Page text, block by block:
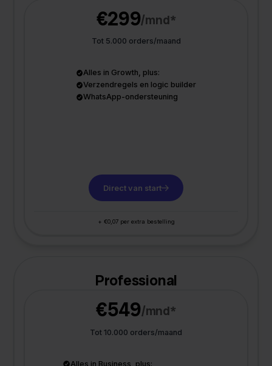
€299/mnd*
Tot 5.000 orders/maand
Alles in Growth, plus:
Verzendregels en logic builder
WhatsApp-ondersteuning
Direct van start
+ €0,07 per extra bestelling
Professional
€549/mnd*
Tot 10.000 orders/maand
Alles in Business, plus: